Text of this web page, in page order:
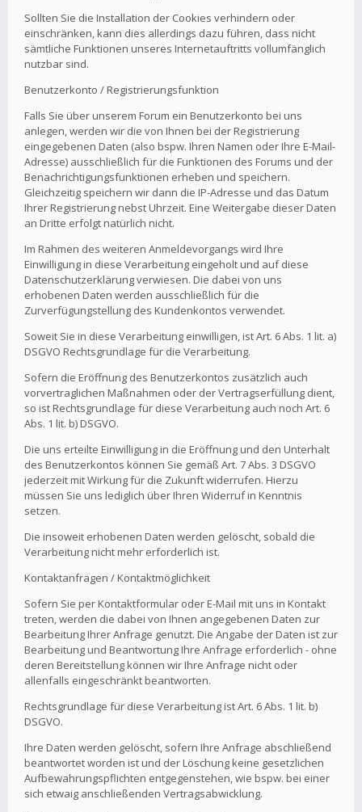
Sollten Sie die Installation der Cookies verhindern oder
einschränken, kann dies allerdings dazu führen, dass nicht
sämtliche Funktionen unseres Internetauftritts vollumfänglich
nutzbar sind.
Benutzerkonto / Registrierungsfunktion
Falls Sie über unserem Forum ein Benutzerkonto bei uns
anlegen, werden wir die von Ihnen bei der Registrierung
eingegebenen Daten (also bspw. Ihren Namen oder Ihre E-Mail-
Adresse) ausschließlich für die Funktionen des Forums und der
Benachrichtigungsfunktionen erheben und speichern.
Gleichzeitig speichern wir dann die IP-Adresse und das Datum
Ihrer Registrierung nebst Uhrzeit. Eine Weitergabe dieser Daten
an Dritte erfolgt natürlich nicht.
Im Rahmen des weiteren Anmeldevorgangs wird Ihre
Einwilligung in diese Verarbeitung eingeholt und auf diese
Datenschutzerklärung verwiesen. Die dabei von uns
erhobenen Daten werden ausschließlich für die
Zurverfügungstellung des Kundenkontos verwendet.
Soweit Sie in diese Verarbeitung einwilligen, ist Art. 6 Abs. 1 lit. a)
DSGVO Rechtsgrundlage für die Verarbeitung.
Sofern die Eröffnung des Benutzerkontos zusätzlich auch
vorvertraglichen Maßnahmen oder der Vertragserfüllung dient,
so ist Rechtsgrundlage für diese Verarbeitung auch noch Art. 6
Abs. 1 lit. b) DSGVO.
Die uns erteilte Einwilligung in die Eröffnung und den Unterhalt
des Benutzerkontos können Sie gemäß Art. 7 Abs. 3 DSGVO
jederzeit mit Wirkung für die Zukunft widerrufen. Hierzu
müssen Sie uns lediglich über Ihren Widerruf in Kenntnis
setzen.
Die insoweit erhobenen Daten werden gelöscht, sobald die
Verarbeitung nicht mehr erforderlich ist.
Kontaktanfragen / Kontaktmöglichkeit
Sofern Sie per Kontaktformular oder E-Mail mit uns in Kontakt
treten, werden die dabei von Ihnen angegebenen Daten zur
Bearbeitung Ihrer Anfrage genutzt. Die Angabe der Daten ist zur
Bearbeitung und Beantwortung Ihre Anfrage erforderlich - ohne
deren Bereitstellung können wir Ihre Anfrage nicht oder
allenfalls eingeschränkt beantworten.
Rechtsgrundlage für diese Verarbeitung ist Art. 6 Abs. 1 lit. b)
DSGVO.
Ihre Daten werden gelöscht, sofern Ihre Anfrage abschließend
beantwortet worden ist und der Löschung keine gesetzlichen
Aufbewahrungspflichten entgegenstehen, wie bspw. bei einer
sich etwaig anschließenden Vertragsabwicklung.